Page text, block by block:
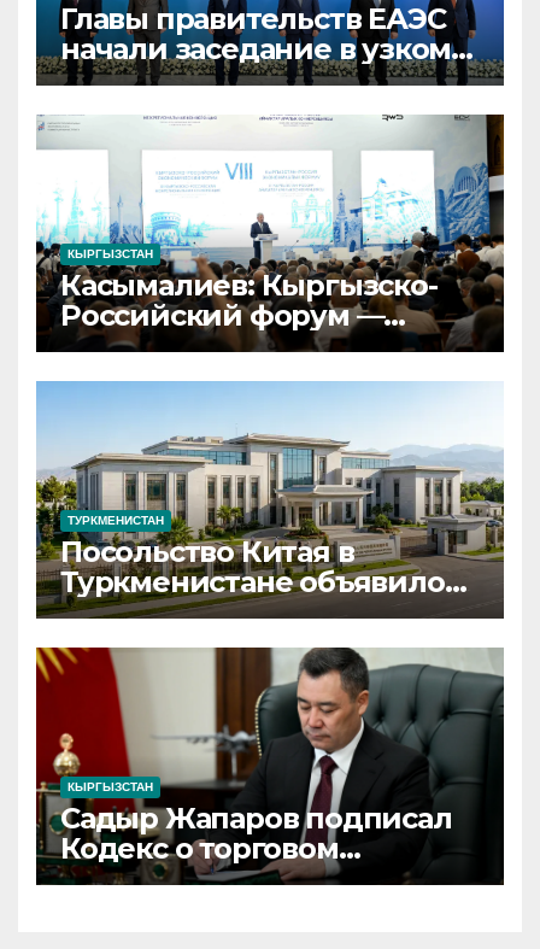
Главы правительств ЕАЭС
начали заседание в узком
составе в Кыргызстане
КЫРГЫЗСТАН
Касымалиев: Кыргызско-
Российский форум —
площадка для запуска
совместных проектов
ТУРКМЕНИСТАН
Посольство Китая в
Туркменистане объявило
набор сотрудников на
вакантные должности
КЫРГЫЗСТАН
Садыр Жапаров подписал
Кодекс о торговом
мореплавании